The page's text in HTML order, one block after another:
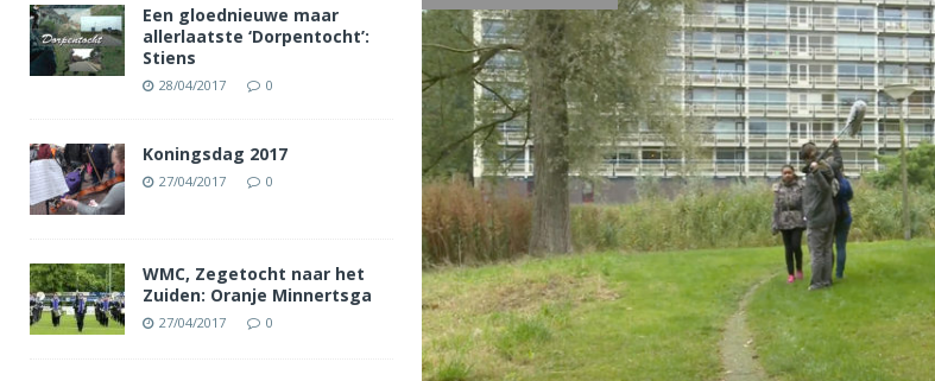
Een gloednieuwe maar
allerlaatste ‘Dorpentocht’:
Stiens
28/04/2017 0
Koningsdag 2017
27/04/2017 0
WMC, Zegetocht naar het
Zuiden: Oranje Minnertsga
27/04/2017 0